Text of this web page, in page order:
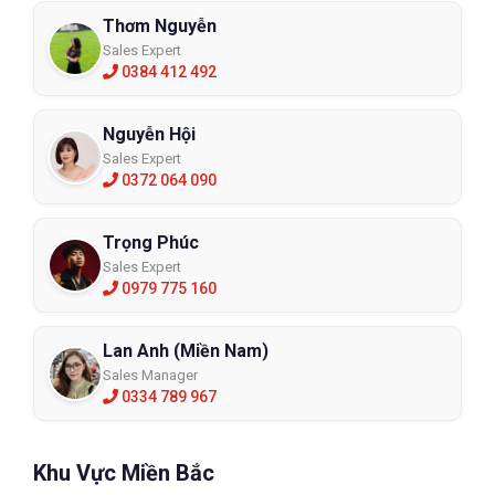
dành cho công nhân làm việc ở lò luyện kim, luyện thép, thổi
thủy tinh, lò hơi hoặc bất cứ ở môi trường nhiệt độ cao nào
khác như nhà máy nhiệt điện.
loại quần áo bảo hộ này. Hạn chế được tất cả rủi ro, tai nạn
đáng tiếc có thể xảy ra.
Mua quần áo chống chịu nhiệt ở đâu ?
Đây là câu hỏi đặt ra nhiều nhất của rất nhiều khách hàng khi
chọn mua quần áo chịu nhiệt bởi thị trường hàng nhái hiện nay
đang tràn lan rất nhiều. Mua quần áo chống chịu nhiệt giá rẻ ở
đâu? Có nên dùng quần áo chịu nhiệt giá rẻ? Lời khuyên là hãy
mua hàng. Bạn có thể mua online hoặc mua trực tiếp đều được.
Thơm Nguyễn
Sales Expert
0384 412 492
Nguyễn Hội
Sales Expert
0372 064 090
Trọng Phúc
Sales Expert
0979 775 160
Lan Anh (Miền Nam)
Sales Manager
0334 789 967
Khu Vực Miền Bắc